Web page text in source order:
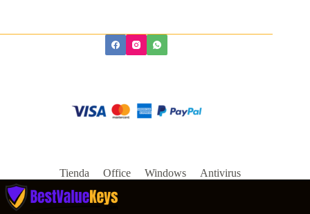
Tienda Office Windows Antivirus